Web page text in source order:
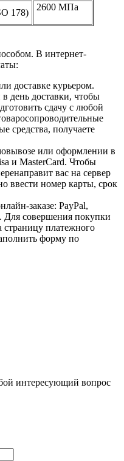
178)
2600 МПа
В интернет-
доставке курьером.
день доставки, чтобы
сдачу с любой
средства, получаете
или оформлении в
и MasterCard. Чтобы
вас на сервер
ввести номер карты, срок
заказе: PayPal,
Для совершения покупки
страницу платежного
форму по
интересующий вопрос